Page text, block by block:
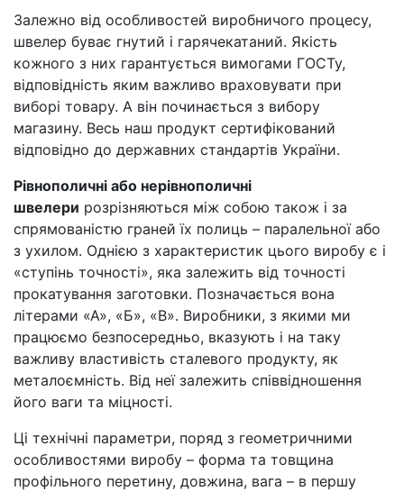
Залежно від особливостей виробничого процесу,
швелер буває гнутий і гарячекатаний. Якість
кожного з них гарантується вимогами ГОСТу,
відповідність яким важливо враховувати при
виборі товару. А він починається з вибору
магазину. Весь наш продукт сертифікований
відповідно до державних стандартів України.
Рівнополичні або нерівнополичні
швелери розрізняються між собою також і за
спрямованістю граней їх полиць – паралельної або
з ухилом. Однією з характеристик цього виробу є і
«ступінь точності», яка залежить від точності
прокатування заготовки. Позначається вона
літерами «А», «Б», «В». Виробники, з якими ми
працюємо безпосередньо, вказують і на таку
важливу властивість сталевого продукту, як
металоємність. Від неї залежить співвідношення
його ваги та міцності.
Ці технічні параметри, поряд з геометричними
особливостями виробу – форма та товщина
профільного перетину, довжина, вага – в першу